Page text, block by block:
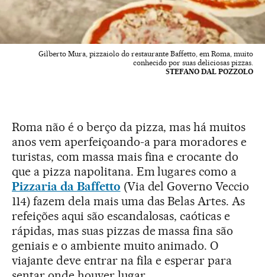
Gilberto Mura, pizzaiolo do restaurante Baffetto, em Roma, muito
conhecido por suas deliciosas pizzas.
STEFANO DAL POZZOLO
Roma não é o berço da pizza, mas há muitos
anos vem aperfeiçoando-a para moradores e
turistas, com massa mais fina e crocante do
que a pizza napolitana. Em lugares como a
Pizzaria da Baffetto (Via del Governo Veccio
114) fazem dela mais uma das Belas Artes. As
refeições aqui são escandalosas, caóticas e
rápidas, mas suas pizzas de massa fina são
geniais e o ambiente muito animado. O
viajante deve entrar na fila e esperar para